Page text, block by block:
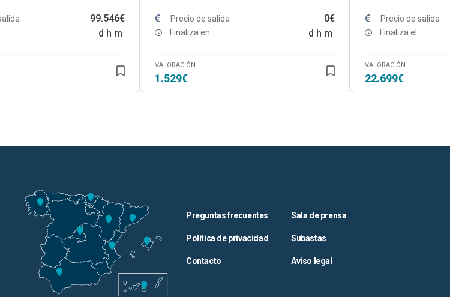
99.546€
d h m
Precio de salida 0€
Finaliza en d h m
VALORACIÓN
1.529€
Precio de salida
Finaliza el
VALORACIÓN
22.699€
Preguntas frecuentes Sala de prensa
Política de privacidad Subastas
Contacto Aviso legal